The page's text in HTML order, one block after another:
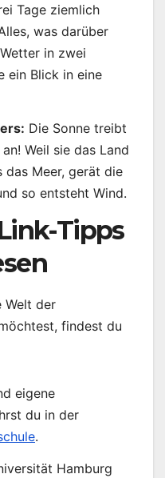
Tage ziemlich
was darüber
in zwei
ein Blick in eine
Die Sonne treibt
Weil sie das Land
das Meer, gerät die
so entsteht Wind.
Tipps
Welt der
findest du
eigene
du in der
.
Hamburg